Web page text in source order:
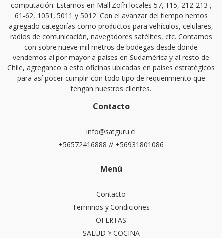
computación. Estamos en Mall Zofri locales 57, 115, 212-213 ,
61-62, 1051, 5011 y 5012. Con el avanzar del tiempo hemos
agregado categorías como productos para vehículos, celulares,
radios de comunicación, navegadores satélites, etc. Contamos
con sobre nueve mil metros de bodegas desde donde
vendemos al por mayor a países en Sudamérica y al resto de
Chile, agregando a esto oficinas ubicadas en países estratégicos
para así poder cumplir con todo tipo de requerimiento que
tengan nuestros clientes.
Contacto
info@satguru.cl
+56572416888 // +56931801086
Menú
Contacto
Terminos y Condiciones
OFERTAS
SALUD Y COCINA